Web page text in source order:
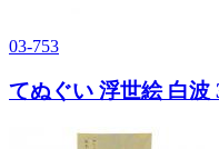
03-753
てぬぐい 浮世絵 白波